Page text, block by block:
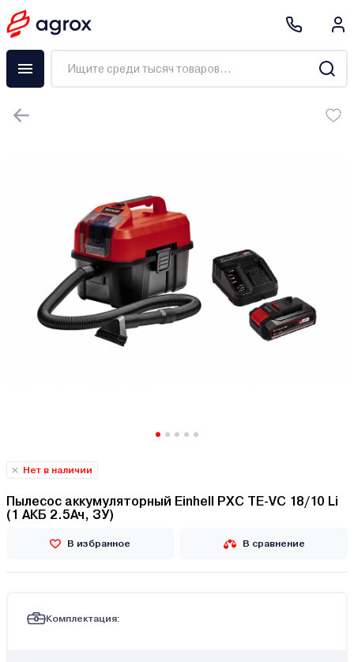
Нет в наличии
Пылесос аккумуляторный Einhell PXC TE-VC 18/10 Li
(1 АКБ 2.5Ач, ЗУ)
В избранное В сравнение
Комплектация: